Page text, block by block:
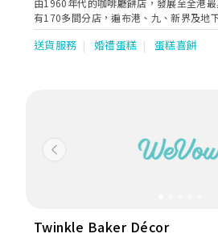
由1960年代的咖啡廳餅店，發展至全港
有170多間分店，遍布港、九、新界及地
鐵路沿線。美心西餅本著「用心為您 創
素但大眾化價錢的產品。
送貨服務 婚禮蛋糕 蛋糕喜餅
Previous
Twinkle Baker Décor